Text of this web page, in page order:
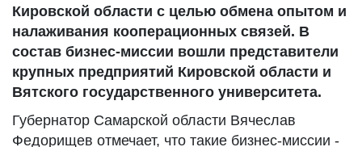
Кировской области с целью обмена опытом и
налаживания кооперационных связей. В
состав бизнес-миссии вошли представители
крупных предприятий Кировской области и
Вятского государственного университета.
Губернатор Самарской области Вячеслав
Федорищев отмечает, что такие бизнес-миссии -